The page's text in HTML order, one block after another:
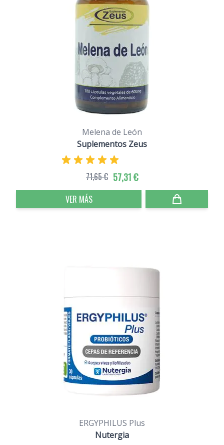
Melena de León
Suplementos Zeus
57,31 €
71,65 €
VER MÁS
ERGYPHILUS Plus
Nutergia